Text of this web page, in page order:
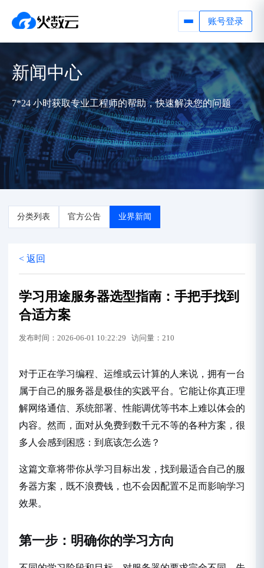
账号登录
新闻中心
7*24 小时获取专业工程师的帮助，快速解决您的问题
分类列表 官方公告 业界新闻
< 返回
学习用途服务器选型指南：手把手找到
合适方案
发布时间：2026-06-01 10:22:29 访问量：210
对于正在学习编程、运维或云计算的人来说，拥有一台
属于自己的服务器是极佳的实践平台。它能让你真正理
解网络通信、系统部署、性能调优等书本上难以体会的
内容。然而，面对从免费到数千元不等的各种方案，很
多人会感到困惑：到底该怎么选？
这篇文章将带你从学习目标出发，找到最适合自己的服
务器方案，既不浪费钱，也不会因配置不足而影响学习
效果。
第一步：明确你的学习方向